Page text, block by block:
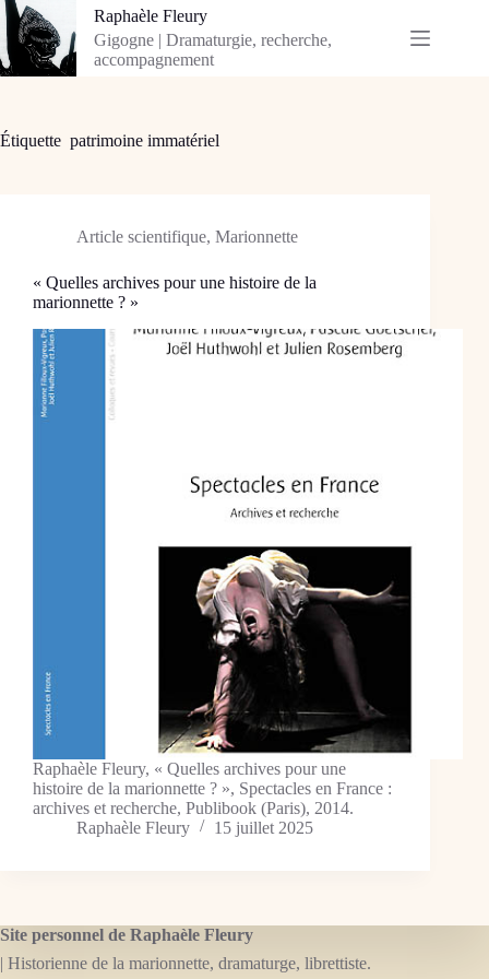
Passer
contenu
Raphaèle Fleury
Gigogne | Dramaturgie, recherche,
accompagnement
Étiquette patrimoine immatériel
Article scientifique, Marionnette
« Quelles archives pour une histoire de la
marionnette ? »
Raphaèle Fleury, « Quelles archives pour une
histoire de la marionnette ? », Spectacles en France :
archives et recherche, Publibook (Paris), 2014.
Raphaèle Fleury
15 juillet 2025
Site personnel de Raphaèle Fleury
| Historienne de la marionnette, dramaturge, librettiste.